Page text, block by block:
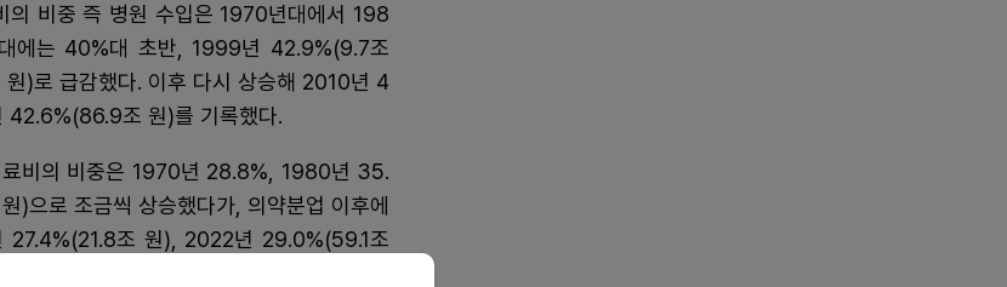
의 비중 즉 병원 수입은 1970년대에서 198
에는 40%대 초반, 1999년 42.9%(9.7조
)로 급감했다. 이후 다시 상승해 2010년 4
조 원)를 기록했다.
료비의 비중은 1970년 28.8%, 1980년 35.
로 조금씩 상승했다가, 의약분업 이후에
조 원), 2022년 29.0%(59.1조